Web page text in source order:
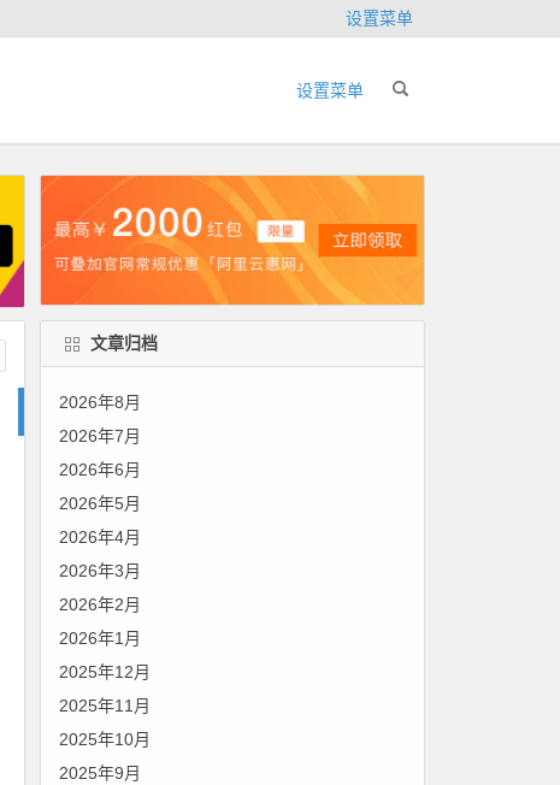
设置菜单
设置菜单
文章归档
2026年8月
2026年7月
2026年6月
2026年5月
2026年4月
2026年3月
2026年2月
2026年1月
2025年12月
2025年11月
2025年10月
2025年9月